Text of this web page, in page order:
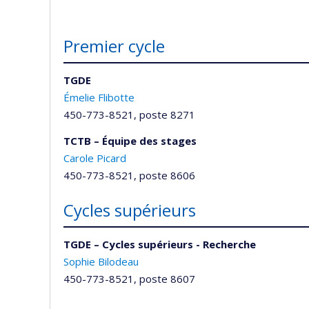
Premier cycle
TGDE
Émelie Flibotte
450-773-8521, poste 8271
TCTB – Équipe des stages
Carole Picard
450-773-8521, poste 8606
Cycles supérieurs
TGDE – Cycles supérieurs - Recherche
Sophie Bilodeau
450-773-8521, poste 8607